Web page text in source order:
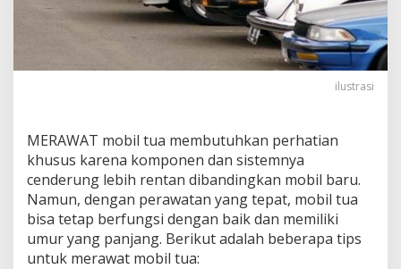
ilustrasi
MERAWAT mobil tua membutuhkan perhatian
khusus karena komponen dan sistemnya
cenderung lebih rentan dibandingkan mobil baru.
Namun, dengan perawatan yang tepat, mobil tua
bisa tetap berfungsi dengan baik dan memiliki
umur yang panjang. Berikut adalah beberapa tips
untuk merawat mobil tua: